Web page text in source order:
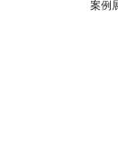
案例